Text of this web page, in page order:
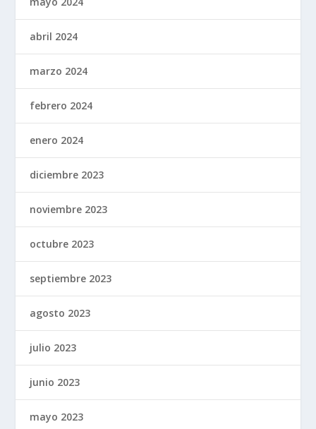
abril 2024
marzo 2024
febrero 2024
enero 2024
diciembre 2023
noviembre 2023
octubre 2023
septiembre 2023
agosto 2023
julio 2023
junio 2023
mayo 2023